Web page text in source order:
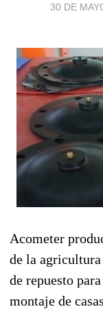
30 DE
Acometer
de la
de repuesto
montaje de